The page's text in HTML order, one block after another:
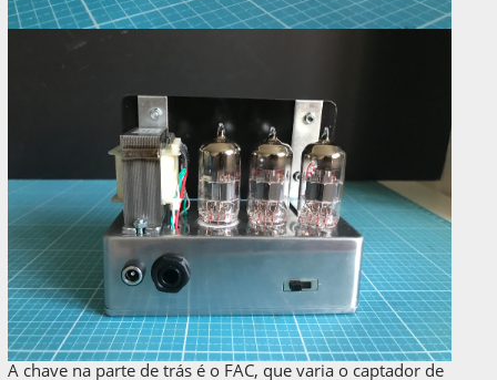
A chave na parte de trás é o FAC, que varia o captador de